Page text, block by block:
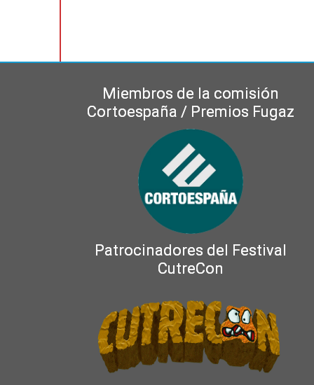
Miembros de la comisión
Cortoespaña / Premios Fugaz
Patrocinadores del Festival
CutreCon